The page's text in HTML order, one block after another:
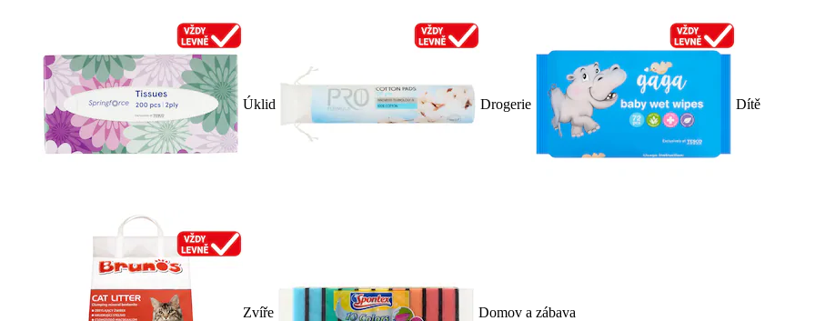
Úklid Drogerie Dítě
Zvíře Domov a zábava